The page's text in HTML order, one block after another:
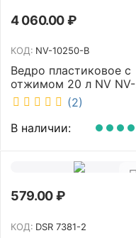
4 060.00₽
КОД: NV-10250-B
Ведро пластиковое с
отжимом 20 л NV NV-
10250-B
(2)
В наличии:
579.00₽
КОД: DSR 7381-2